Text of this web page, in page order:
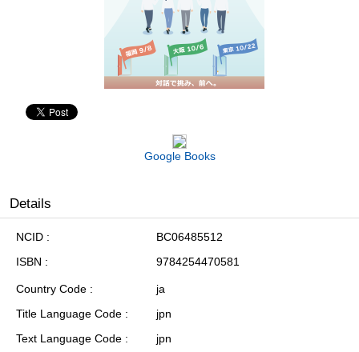
Google Books
Details
NCID
BC06485512
ISBN
9784254470581
Country Code
ja
Title Language Code
jpn
Text Language Code
jpn